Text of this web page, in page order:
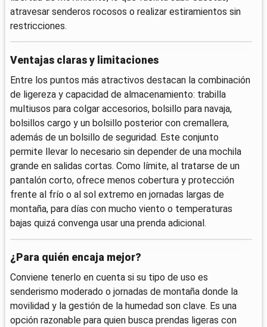
atravesar senderos rocosos o realizar estiramientos sin
restricciones.
Ventajas claras y limitaciones
Entre los puntos más atractivos destacan la combinación
de ligereza y capacidad de almacenamiento: trabilla
multiusos para colgar accesorios, bolsillo para navaja,
bolsillos cargo y un bolsillo posterior con cremallera,
además de un bolsillo de seguridad. Este conjunto
permite llevar lo necesario sin depender de una mochila
grande en salidas cortas. Como límite, al tratarse de un
pantalón corto, ofrece menos cobertura y protección
frente al frío o al sol extremo en jornadas largas de
montaña, para días con mucho viento o temperaturas
bajas quizá convenga usar una prenda adicional.
¿Para quién encaja mejor?
Conviene tenerlo en cuenta si su tipo de uso es
senderismo moderado o jornadas de montaña donde la
movilidad y la gestión de la humedad son clave. Es una
opción razonable para quien busca prendas ligeras con